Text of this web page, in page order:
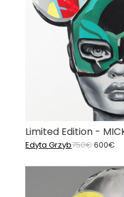
Limited Edition -
Edyta Grzyb750€
war:
750€
600€